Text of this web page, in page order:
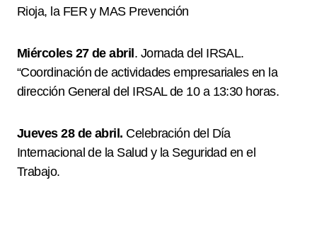
Rioja, la FER y MAS Prevención
Miércoles 27 de abril . Jornada del IRSAL.
“Coordinación de actividades empresariales en la
dirección General del IRSAL de 10 a 13:30 horas.
Jueves 28 de abril. Celebración del Día
Internacional de la Salud y la Seguridad en el
Trabajo.